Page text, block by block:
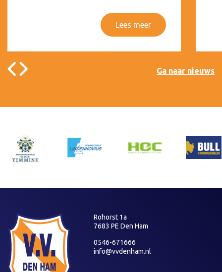
Lees meer
Ga naar nieuws
Rohorst 1a
7683 PE Den Ham
0546-671666
info@vvdenham.nl